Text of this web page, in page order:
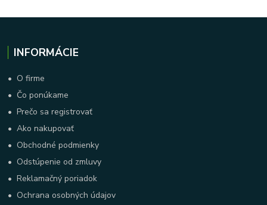
INFORMÁCIE
• O firme
• Čo ponúkame
•Prečo sa registrovať
•Ako nakupovať
• Obchodné podmienky
• Odstúpenie od zmluvy
•Reklamačný poriadok
• Ochrana osobných údajov